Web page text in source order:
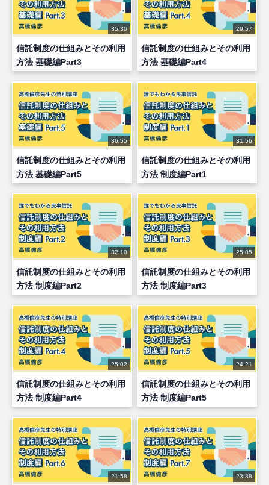
35:30
信託制度の仕組みとその利用
方法 基礎編Part3
29:57
信託制度の仕組みとその利用
方法 基礎編Part4
36:55
信託制度の仕組みとその利用
方法 基礎編Part5
31:56
信託制度の仕組みとその利用
方法 制度編Part1
32:10
信託制度の仕組みとその利用
方法 制度編Part2
25:05
信託制度の仕組みとその利用
方法 制度編Part3
25:02
信託制度の仕組みとその利用
方法 制度編Part4
24:21
信託制度の仕組みとその利用
方法 制度編Part5
21:58 23:38